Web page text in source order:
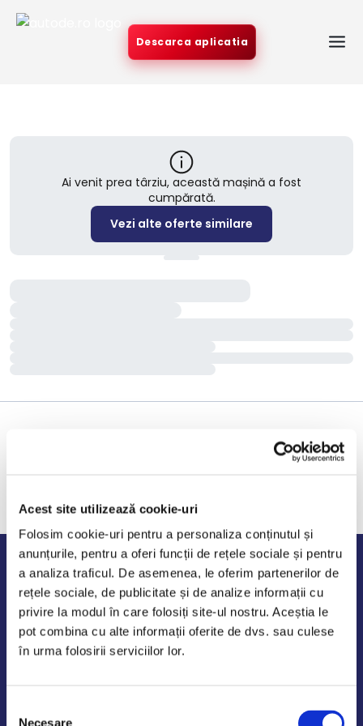
Acest site utilizează cookie-uri
Folosim cookie-uri pentru a personaliza conținutul și
anunțurile, pentru a oferi funcții de rețele sociale și pentru
a analiza traficul. De asemenea, le oferim partenerilor de
rețele sociale, de publicitate și de analize informații cu
privire la modul în care folosiți site-ul nostru. Aceștia le
pot combina cu alte informații oferite de dvs. sau culese
în urma folosirii serviciilor lor.
Necesare
Descarca aplicatia
Ai venit prea târziu, această mașină a fost
cumpărată.
Vezi alte oferte similare
Program de lucru
Luni - Vineri: 09:00-18:00
Sambata - Duminica: 10:00-14:00